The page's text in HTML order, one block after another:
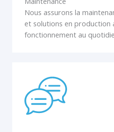
Nous assurons la
et solutions en production
fonctionnement au